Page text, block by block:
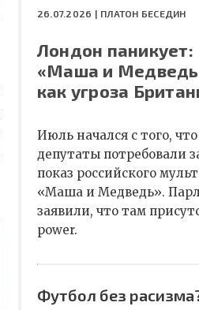
26.07.2026 | ПЛАТОН БЕСЕДИН
Лондон паникует:
«Маша и
как угроза
Июль начался с того,
депутаты потребовали
показ российского
«Маша и Медведь».
заявили, что там
power.
Футбол без